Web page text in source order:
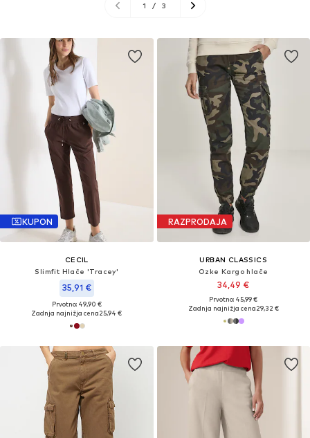
1 / 3
KUPON
CECIL
Slimfit Hlače 'Tracey'
35,91 €
Prvotno: 49,90 €
Zadnja najnižja cena25,94 €
RAZPRODAJA
URBAN CLASSICS
Ozke Kargo hlače
34,49 €
Prvotno: 45,99 €
Zadnja najnižja cena29,32 €